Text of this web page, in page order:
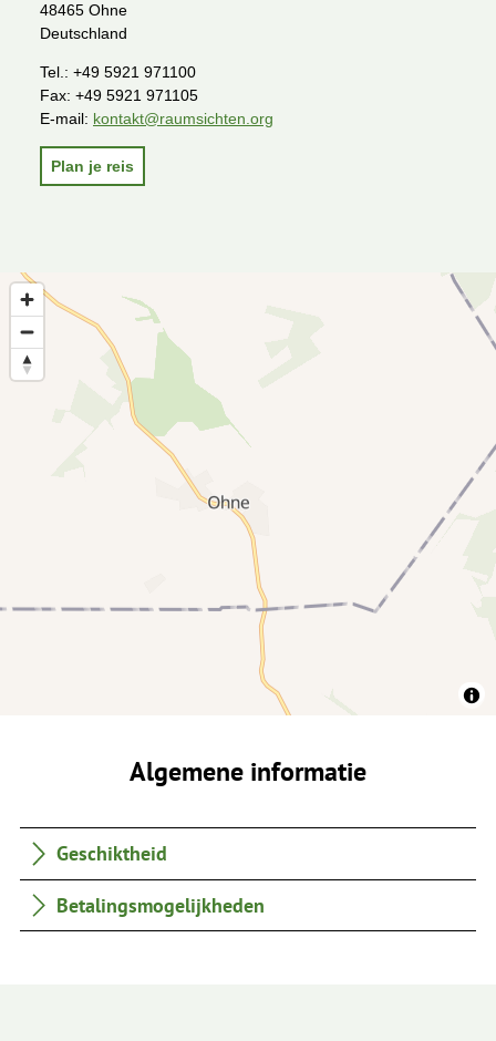
48465 Ohne
Deutschland
Tel.: +49 5921 971100
Fax: +49 5921 971105
E-mail: kontakt@raumsichten.org
Plan je reis
Algemene informatie
Geschiktheid
Betalingsmogelijkheden